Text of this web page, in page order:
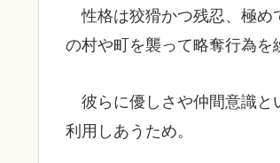
性格は狡猾かつ残忍、極
の村や町を襲って略奪行為を
彼らに優しさや仲間意識
利用しあうため。